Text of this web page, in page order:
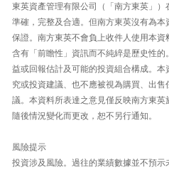
東英資產管理有限公司（「南方東英」
準確，完整及合適。但南方東英沒有為
保證。南方東英不會負上收件人使用本
含有「前瞻性」資訊而不純綷是歷史性
益或回報估計及可能的投資組合構成。
究或投資建議、也不應被視為購買、出
議。本資料所表達之意見僅反映南方東
隨後情況變化而更改，恕不另行通知。
風險提示
投資涉及風險。過往的業績數據並不預